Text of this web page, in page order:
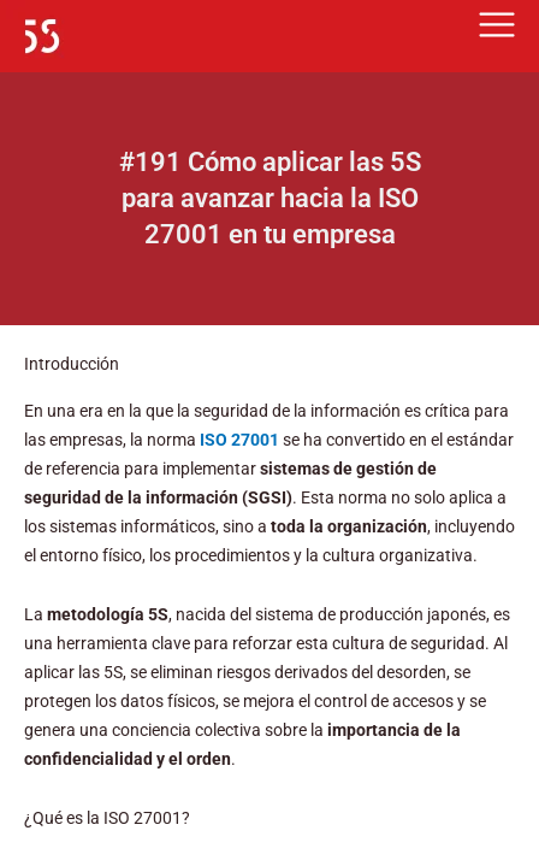
#191 Cómo aplicar las 5S
para avanzar hacia la ISO
27001 en tu empresa
Introducción
En una era en la que la seguridad de la información es crítica para
las empresas, la norma ISO 27001 se ha convertido en el estándar
de referencia para implementarsistemas de gestión de
seguridad de la información (SGSI). Esta norma no solo aplica a
los sistemas informáticos, sino a toda la organización, incluyendo
el entorno físico, los procedimientos y la cultura organizativa.
La metodología 5S, nacida del sistema de producción japonés, es
una herramienta clave para reforzar esta cultura de seguridad. Al
aplicar las 5S, se eliminan riesgos derivados del desorden, se
protegen los datos físicos, se mejora el control de accesos y se
genera una conciencia colectiva sobre la importancia de la
confidencialidad y el orden.
¿Qué es la ISO 27001?